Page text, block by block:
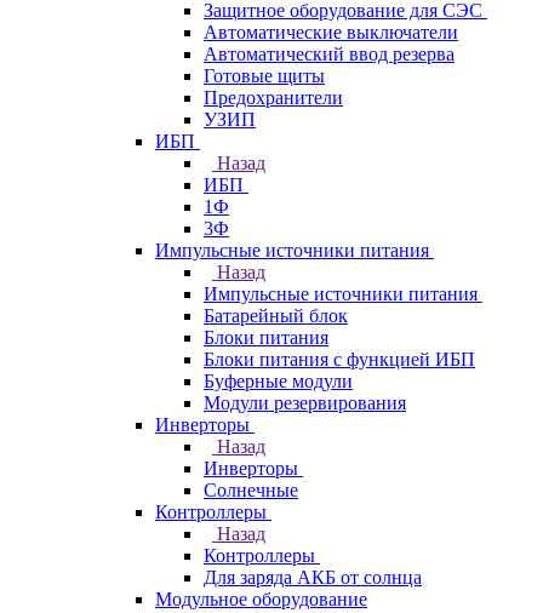
Защитное оборудование для СЭС
Автоматические выключатели
Автоматический ввод резерва
Готовые щиты
Предохранители
УЗИП
ИБП
Назад
ИБП
1Ф
3Ф
Импульсные источники питания
Назад
Импульсные источники питания
Батарейный блок
Блоки питания
Блоки питания с функцией ИБП
Буферные модули
Модули резервирования
Инверторы
Назад
Инверторы
Солнечные
Контроллеры
Назад
Контроллеры
Для заряда АКБ от солнца
Модульное оборудование